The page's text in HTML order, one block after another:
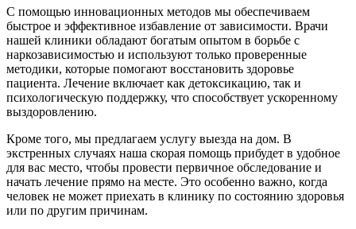
С помощью инновационных методов мы обеспечиваем
быстрое и эффективное избавление от зависимости. Врачи
нашей клиники обладают богатым опытом в борьбе с
наркозависимостью и используют только проверенные
методики, которые помогают восстановить здоровье
пациента. Лечение включает как детоксикацию, так и
психологическую поддержку, что способствует ускоренному
выздоровлению.
Кроме того, мы предлагаем услугу выезда на дом. В
экстренных случаях наша скорая помощь прибудет в удобное
для вас место, чтобы провести первичное обследование и
начать лечение прямо на месте. Это особенно важно, когда
человек не может приехать в клинику по состоянию здоровья
или по другим причинам.